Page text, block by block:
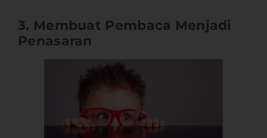
3. Membuat Pembaca Menjadi
Penasaran